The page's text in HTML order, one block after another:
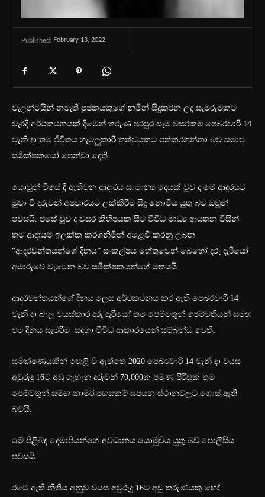
Published: February 13, 2022
වැලන්ටයින් නමැති පූජකයකුගේ නමින් සිදුකරන ලද සැමරුමකට
වැරදි අර්ථකථනයක් දීමෙන් තරුණ පරපුර සෑම වසරකම පෙබරවාරි 14
වැනි දා තම ජීවිතය ගැටලුකාරී තත්වයකට පත්කරගන්නා බව සමාජ
සමීක්ෂකයෝ පෙන්වා දෙති.
යොවුන් වියේ දී ඇතිවන ආදාරය සාමාන්‍ය දෙයක් වුව ද මේ ආදරයට
මුවා වී දරුවන් අපචාරයට ලක්කිරීම සිදු නොවිය යුතු බව ඔවුන්
පවසයි. එසේ වුව ද වසර කිහිපයක සිට විවිධ මාධ්‍ය ආයතන විසින්
තම ආදායම් ඉලක්ක කරගනිමින් අළෙවි කරනු ලබන
“ආදරවන්තයන්ගේ දිනය” සංකල්පය හේතුවෙන් බෙහෝ දරු දැරියෝ
අමාරුවේ වැටෙන බව සමීක්ෂකයන්ගේ මතයයි.
ආදරවන්ත‍යන්ගේ දිනය ලෙස අර්ථකථනය කර ඇති පෙබරවාරි 14
වැනි දා බාල වයස්කාර දරු දැරියෝ තම පෙම්වතුන් පෙම්වතියන් සමඟ
එම දිනය සැමරීම සඳහා විවිධ ආකාරයෙන් සම්බන්ධ වෙති.
සමීක්ෂණයකින් හෙළි වී ඇත්තේ 2020 පෙබරවාරි 14 වැනි දා වයස
අවුරුදු 16ට අඩු ගැහැනු දරුවන් 70,000ක පමණ පිරිසක් තම
පෙම්වතුන් සමඟ කාමර පහසුකම් සපයන ස්ථානවලට ගොස් ඇති
බවයි.
මේ පිළිබඳ දෙමාපියන්ගේ අවධානය යොමුවිය යුතු බව පොලිසිය
පවසයි.
රටේ ඇති නීතිය අනුව වයස අවුරුදු 16ට අඩු තරුණයකු හෝ